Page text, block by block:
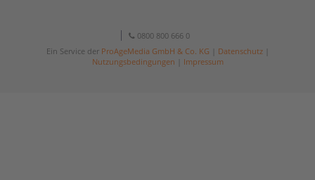
0800 800 666 0
Ein Service der ProAgeMedia GmbH & Co. KG Datenschutz|
Nutzungsbedingungen
Impressum